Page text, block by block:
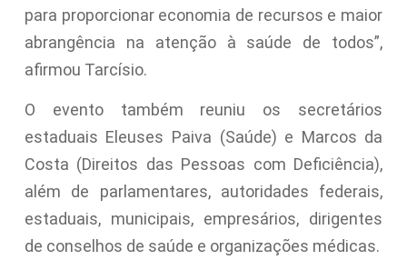
para proporcionar economia de recursos e maior
abrangência na atenção à saúde de todos”,
afirmou Tarcísio.
O evento também reuniu os secretários
estaduais Eleuses Paiva (Saúde) e Marcos da
Costa (Direitos das Pessoas com Deficiência),
além de parlamentares, autoridades federais,
estaduais, municipais, empresários, dirigentes
de conselhos de saúde e organizações médicas.